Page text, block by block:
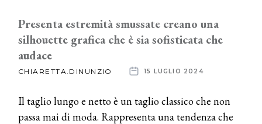
dalle
aziende
Presenta estremità smussate creano una
silhouette grafica che è sia sofisticata che
audace
CHIARETTA.DINUNZIO 15 LUGLIO 2024
Il taglio lungo e netto è un taglio classico che non
passa mai di moda. Rappresenta una tendenza che